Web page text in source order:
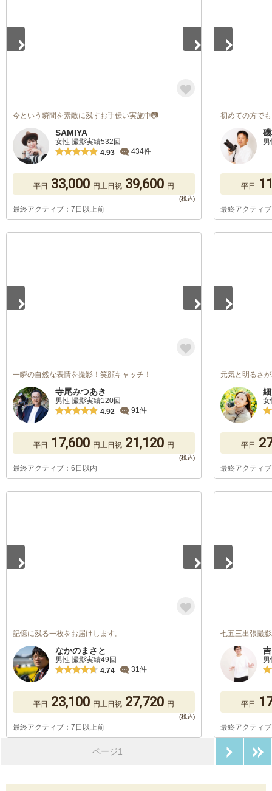
今という瞬間を素敵に残すお手伝い実施中📷
SAMIYA
女性 撮影実績532回
4.93
434件
平日 33,000 円土日祝 39,600 円
最終アクティブ：7日以上前
初めての方で
男
平日
最終アクティ
一瞬の自然な表情を撮影！笑顔キャッチ！
寺尾みつあき
男性 撮影実績120回
4.92
91件
平日 17,600 円土日祝 21,120 円
最終アクティブ：6日以内
元気と明るさ
女
平日
最終アクティ
記憶に残る一枚をお届けします。
なかのまさと
男性 撮影実績49回
4.74
31件
平日 23,100 円土日祝 27,720 円
最終アクティブ：7日以上前
七五三出張撮
平日
最終アクティ
ページ1